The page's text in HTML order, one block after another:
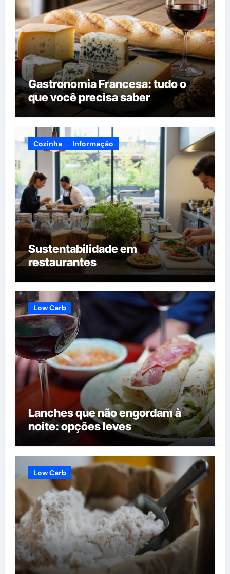
Gastronomia Francesa: tudo o
que você precisa saber
Cozinha Informação
Sustentabilidade em
restaurantes
Low Carb
Lanches que não engordam à
noite: opções leves
Low Carb